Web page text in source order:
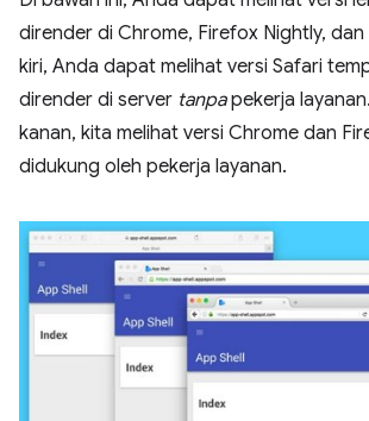
dirender di Chrome, Firefox Nightly, dan
kiri, Anda dapat melihat versi Safari
dirender di server tanpapekerja
kanan, kita melihat versi Chrome dan
didukung oleh pekerja layanan.